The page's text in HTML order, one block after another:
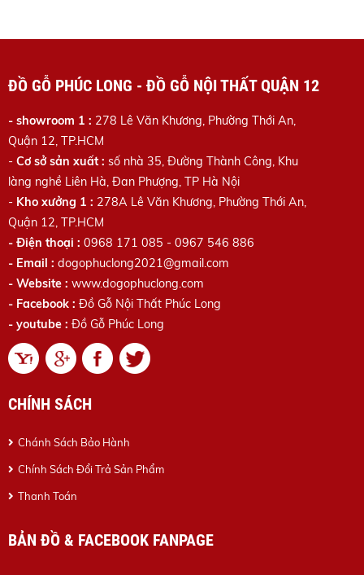
ĐỒ GỖ PHÚC LONG - ĐỒ GỖ NỘI THẤT QUẬN 12
- showroom 1 : 278 Lê Văn Khương, Phường Thới An,
Quận 12, TP.HCM
- Cơ sở sản xuất : số nhà 35, Đường Thành Công, Khu
làng nghề Liên Hà, Đan Phượng, TP Hà Nội
- Kho xưởng 1 : 278A Lê Văn Khương, Phường Thới An,
Quận 12, TP.HCM
- Điện thoại : 0968 171 085 - 0967 546 886
- Email : dogophuclong2021@gmail.com
- Website : www.dogophuclong.com
- Facebook : Đồ Gỗ Nội Thất Phúc Long
- youtube : Đồ Gỗ Phúc Long
CHÍNH SÁCH
Chánh Sách Bảo Hành
Chính Sách Đổi Trả Sản Phẩm
Thanh Toán
BẢN ĐỒ & FACEBOOK FANPAGE